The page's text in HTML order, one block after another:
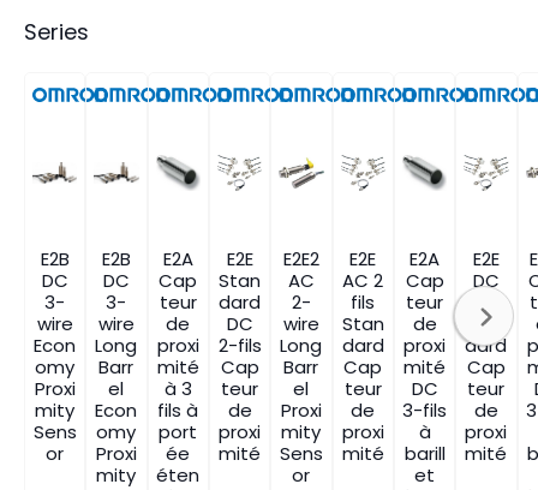
Series
E2B
DC
3-
wire
Econ
omy
Proxi
mity
Sens
or
E2B
DC
3-
wire
Long
Barr
el
Econ
omy
Proxi
mity
E2A
Cap
teur
de
proxi
mité
à 3
fils à
port
ée
éten
E2E
Stan
dard
DC
2-fils
Cap
teur
de
proxi
mité
E2E2
AC
2-
wire
Long
Barr
el
Proxi
mity
Sens
or
E2E
AC 2
fils
Stan
dard
Cap
teur
de
proxi
mité
E2A
Cap
teur
de
proxi
mité
DC
3-fils
à
barill
et
E2E
DC
3-fils
Stan
dard
Cap
teur
de
proxi
mité